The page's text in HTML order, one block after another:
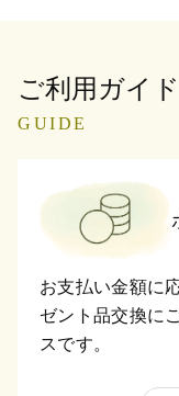
ご利用ガイド
GUIDE
お支払い金額に
ゼント品交換に
スです。